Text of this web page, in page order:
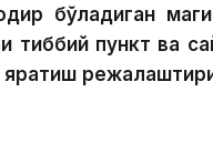
бўладиган
пункт ва
яратиш